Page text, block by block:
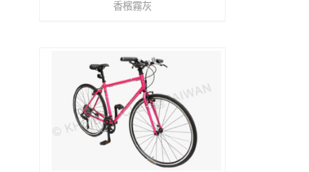
香檳霧灰